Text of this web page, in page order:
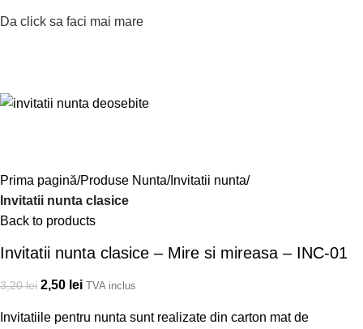
Da click sa faci mai mare
Prima pagină Produse Nunta Invitatii nunta
Invitatii nunta clasice
Back to products
Invitatii nunta clasice – Mire si mireasa – INC-01
3,20lei 2,50 lei TVA inclus
Invitatiile pentru nunta sunt realizate din carton mat de